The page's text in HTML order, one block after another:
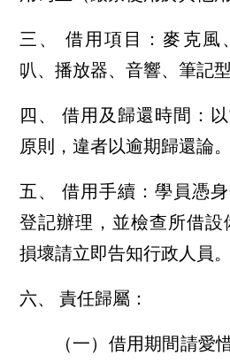
三、 借用項目：麥克風
叭、播放器、音響、筆記型
四、 借用及歸還時間：
原則，違者以逾期歸還論。
五、 借用手續：學員憑
登記辦理，並檢查所借
損壞請立即告知行政人員。
六、 責任歸屬：
（一）借用期間請愛